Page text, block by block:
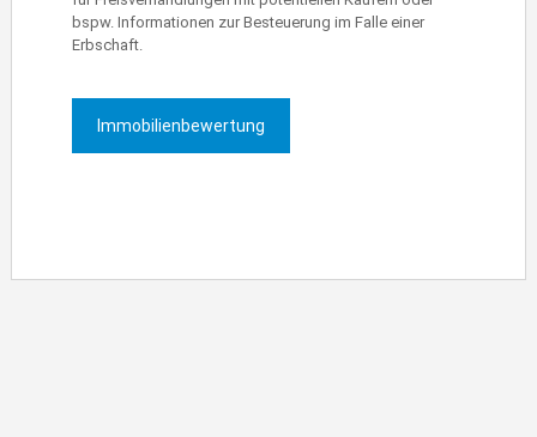
bspw. Informationen zur Besteuerung im Falle einer
Erbschaft.
Immobilienbewertung